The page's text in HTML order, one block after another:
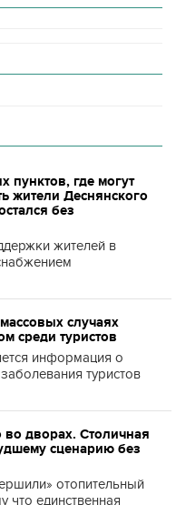
пунктов, где могут
жители Деснянского
без
жителей в
случаях
среди туристов
информация о
туристов
дворах. Столичная
сценарию без
отопительный
что единственная